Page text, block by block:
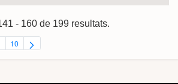
- 160 de 199 resultats.
Utilitzeu TAB per navegar.
Pàgina
10